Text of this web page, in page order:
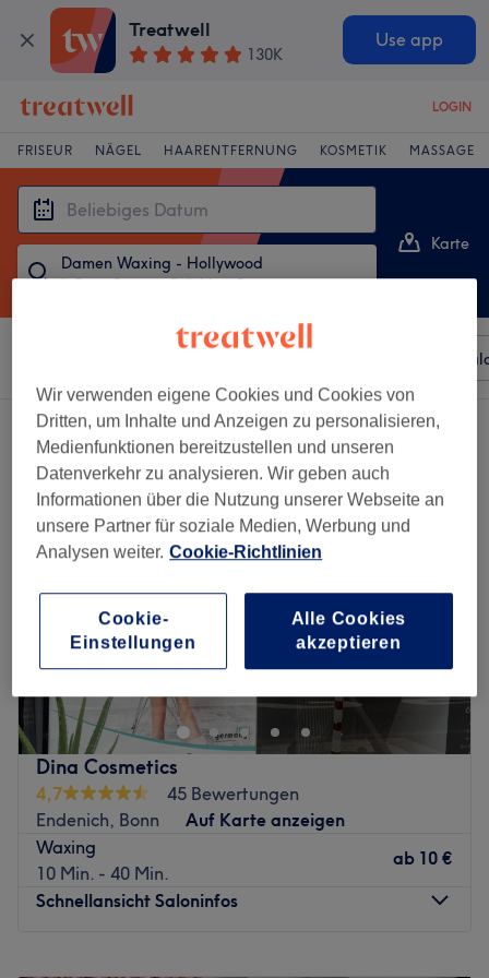
Treatwell
130K
Use app
LOGIN
FRISEUR NÄGEL HAARENTFERNUNG KOSMETIK MASSAGE
Damen Waxing - Hollywood
in Bonn, Bonn ・ Beliebiges Datum
Karte
2 Salons die anbieten:damen waxing - hollywood in Bonn, Bonn
Dina Cosmetics
4,7
45 Bewertungen
Endenich, Bonn
Auf Karte anzeigen
Waxing
10 Min. - 40 Min.
ab 10 €
Schnellansicht Saloninfos
Wir verwenden eigene Cookies und Cookies von
Dritten, um Inhalte und Anzeigen zu personalisieren,
Medienfunktionen bereitzustellen und unseren
Datenverkehr zu analysieren. Wir geben auch
Informationen über die Nutzung unserer Webseite an
unsere Partner für soziale Medien, Werbung und
Analysen weiter. Cookie-Richtlinien
Cookie-
Einstellungen
Alle Cookies
akzeptieren